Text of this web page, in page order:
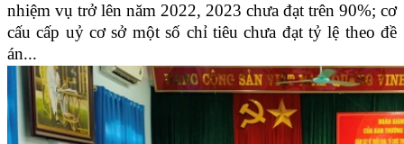
nhiệm vụ trở lên năm 2022, 2023 chưa đạt trên 90%; cơ
cấu cấp uỷ cơ sở một số chỉ tiêu chưa đạt tỷ lệ theo đề
án...